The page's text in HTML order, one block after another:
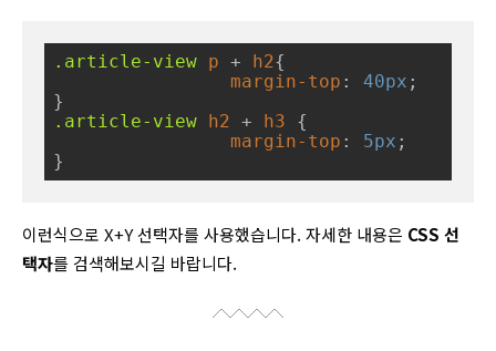
.article-view p + h2{
margin-top : 40px ;
.article-view h2 + h3 {
margin-top : 5px ;
}
이런식으로 X+Y 선택자를 사용했습니다. 자세한 내용은 CSS 선
택자를 검색해보시길 바랍니다.